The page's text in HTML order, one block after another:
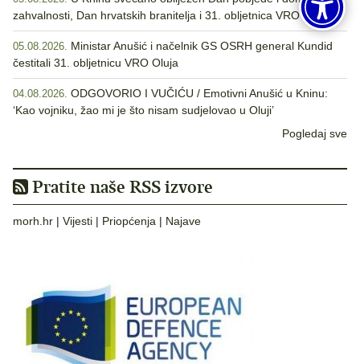
zahvalnosti, Dan hrvatskih branitelja i 31. obljetnica VRO Oluja
05.08.2026. Ministar Anušić i načelnik GS OSRH general Kundid
čestitali 31. obljetnicu VRO Oluja
04.08.2026. ODGOVORIO I VUČIĆU / Emotivni Anušić u Kninu:
‘Kao vojniku, žao mi je što nisam sudjelovao u Oluji’
Pogledaj sve
Pratite naše RSS izvore
morh.hr | Vijesti | Priopćenja | Najave